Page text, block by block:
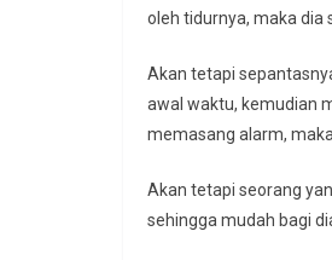
oleh tidurnya, maka dia
Akan tetapi
awal waktu, kemudian
memasang alarm,
Akan tetapi seorang
sehingga mudah bagi